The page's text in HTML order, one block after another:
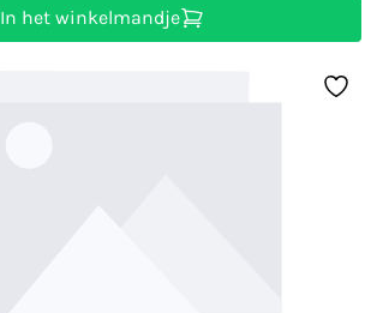
In het winkelmandje